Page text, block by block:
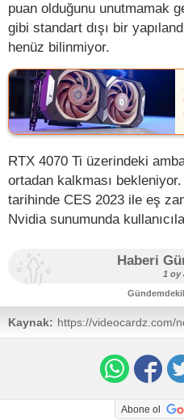
puan olduğunu unutmamak
gibi standart dışı bir
henüz bilinmiyor.
RTX 4070 Ti üzerindeki
ortadan kalkması
tarihinde CES 2023 ile eş
Nvidia sunumunda
Haberi
1 oy
Kaynak: https://videocardz.com/
faster-than-rtx-3090-ti-
Abone ol